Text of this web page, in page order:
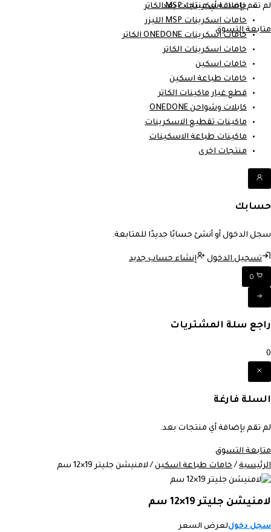
خامات اسكرينات MSP الكاتر
خامات اسكرينات MSP الليزر
خامات اسكرينات ONEDONE الكاتر
خامات اسكرينات الكاتر
خامات اسكين
خامات طباعة اسكين
قطع غيار ماكينات الكاتر
كابلات وشواحن ONEDONE
ماكينات تقطيع الاسكرينات
ماكينات طباعة الاسكينات
منتجات اخرى
حسابك
سجل الدخول أو أنشئ حسابًا جديدًا للمتابعة.
تسجيل الدخول إنشاء حساب جديد
0
راجع سلة المشتريات
0
السلة فارغة
لم تقم بإضافة أي منتجات بعد.
متابعة التسوق
لم تقم بإضافة أي منتجات بعد.
متابعة التسوق
الرئيسية /خامات طباعة اسكين / لامنيشن جليتر 19×12 سم
لامنيشن جليتر 19×12 سم
سجل دخوللعرض السعر